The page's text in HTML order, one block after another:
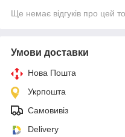
Ще немає відгуків про цей
Умови доставки
Нова Пошта
Укрпошта
Самовивіз
Delivery